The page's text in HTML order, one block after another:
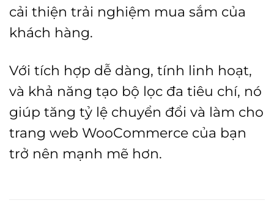
cải thiện trải nghiệm mua sắm của
khách hàng.
Với tích hợp dễ dàng, tính linh hoạt,
và khả năng tạo bộ lọc đa tiêu chí, nó
giúp tăng tỷ lệ chuyển đổi và làm cho
trang web WooCommerce của bạn
trở nên mạnh mẽ hơn.